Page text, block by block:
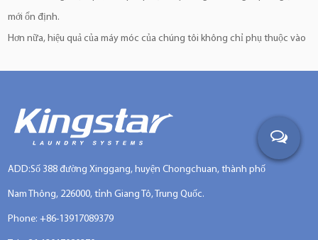
mới ổn định.
Hơn nữa, hiệu quả của máy móc của chúng tôi không chỉ phụ thuộc vào
nguyên một cách thông minh, máy móc của chúng tôi giảm thiểu lãng
phí đồng thời mang lại kết quả đặc biệt một cách nhất quán.
Hãy tưởng tượng một cơ sở giặt là hoạt động liền mạch, đảm bảo độ tin
cậy, tốc độ và hiệu quả sử dụng tài nguyên—đây chính xác là những gì
ADD:Số 388 đường Xinggang, huyện Chongchuan, thành phố
Nam Thông, 226000, tỉnh Giang Tô, Trung Quốc.
Phone: +86-13917089379